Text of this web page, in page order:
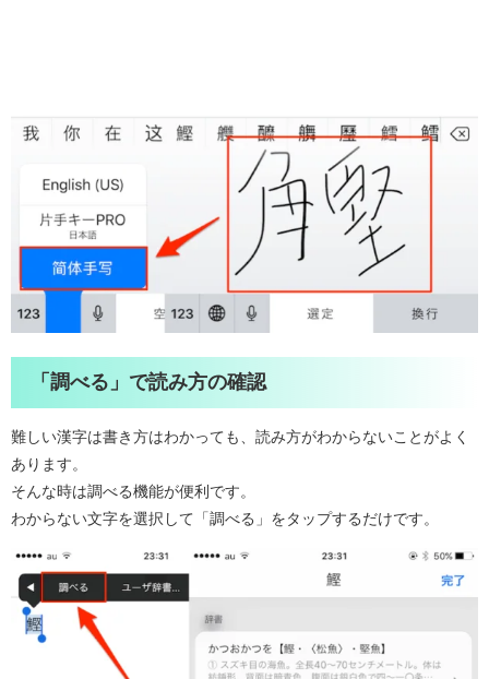
「調べる」で読み方の確認
難しい漢字は書き方はわかっても、読み方がわからないことがよく
あります。
そんな時は調べる機能が便利です。
わからない文字を選択して「調べる」をタップするだけです。